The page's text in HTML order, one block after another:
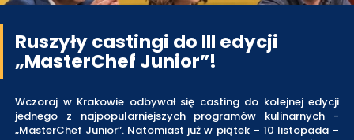
Ruszyły castingi do III edycji
„MasterChef Junior”!
Wczoraj w Krakowie odbywał się casting do kolejnej edycji
jednego z najpopularniejszych programów kulinarnych -
„MasterChef Junior”. Natomiast już w piątek – 10 listopada –